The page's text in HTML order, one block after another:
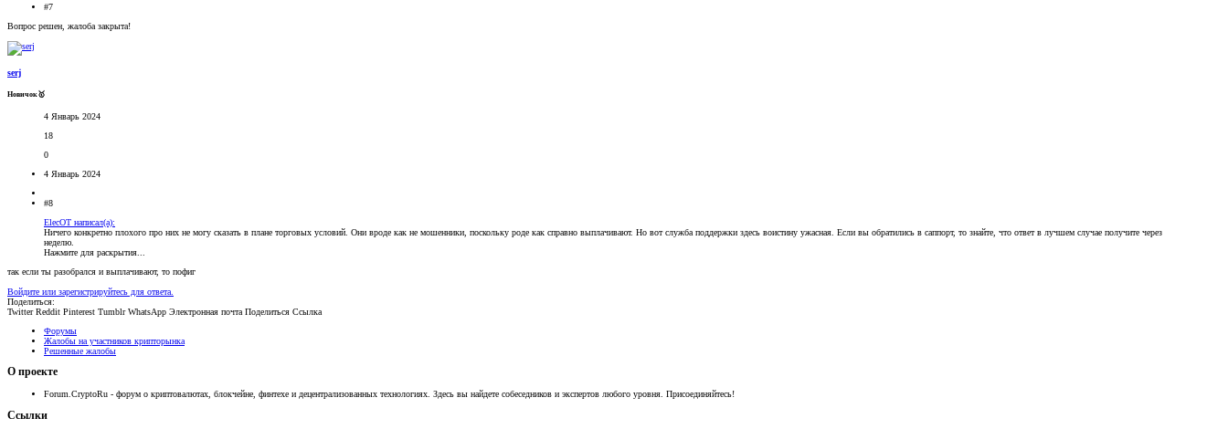
#7
Вопрос решен, жалоба закрыта!
serj
Новичок🥇
4 Январь 2024
18
0
4 Январь 2024
#8
ElecOT написал(а):
Ничего конкретно плохого про них не могу сказать в плане торговых условий. Они вроде как не мошенники, поскольку роде как справно выплачивают. Но вот служба поддержки здесь воистину ужасная. Если вы обратились в саппорт, то знайте, что ответ в лучшем случае получите через
неделю.
Нажмите для раскрытия...
так если ты разобрался и выплачивают, то пофиг
Войдите или зарегистрируйтесь для ответа.
Поделиться:
Twitter Reddit Pinterest Tumblr WhatsApp Электронная почта Поделиться Ссылка
Форумы
Жалобы на участников крипторынка
Решенные жалобы
О проекте
Forum.CryptoRu - форум о криптовалютах, блокчейне, финтехе и децентрализованных технологиях. Здесь вы найдете собеседников и экспертов любого уровня. Присоединяйтесь!
Ссылки